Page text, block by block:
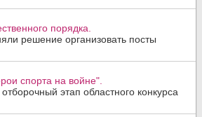
порядка.
решение организовать посты
спорта на войне".
этап областного конкурса